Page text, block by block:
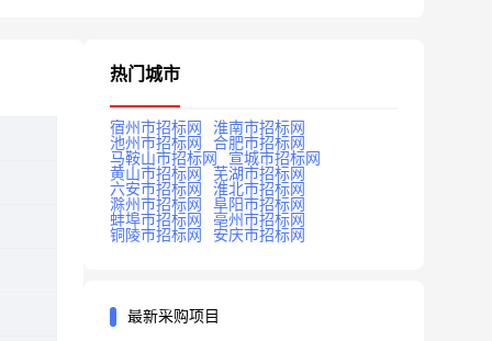
热门城市
宿州市招标网
淮南市招标网
池州市招标网
合肥市招标网
马鞍山市招标网
宣城市招标网
黄山市招标网
芜湖市招标网
六安市招标网
淮北市招标网
滁州市招标网
阜阳市招标网
蚌埠市招标网
亳州市招标网
铜陵市招标网
安庆市招标网
最新采购项目